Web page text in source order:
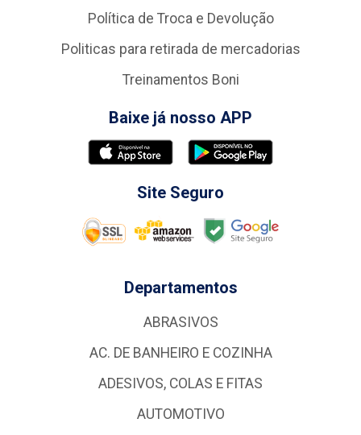
Política de Troca e Devolução
Politicas para retirada de mercadorias
Treinamentos Boni
Baixe já nosso APP
Site Seguro
Departamentos
ABRASIVOS
AC. DE BANHEIRO E COZINHA
ADESIVOS, COLAS E FITAS
AUTOMOTIVO